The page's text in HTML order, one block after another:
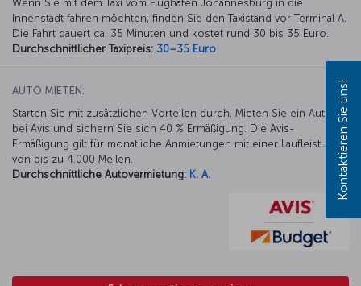
Wenn Sie mit dem Taxi vom Flughafen Johannesburg in die
Innenstadt fahren möchten, finden Sie den Taxistand vor Terminal A.
Die Fahrt dauert ca. 35 Minuten und kostet rund 30 bis 35 Euro.
Durchschnittlicher Taxipreis: 30–35 Euro
AUTO MIETEN:
Starten Sie mit zusätzlichen Vorteilen durch. Mieten Sie ein Auto
bei Avis und sichern Sie sich 40 % Ermäßigung. Die Avis-
Ermäßigung gilt für monatliche Anmietungen mit einer Laufleistung
von bis zu 4.000 Meilen.
Durchschnittliche Autovermietung: K. A. Kontaktieren Sie uns!